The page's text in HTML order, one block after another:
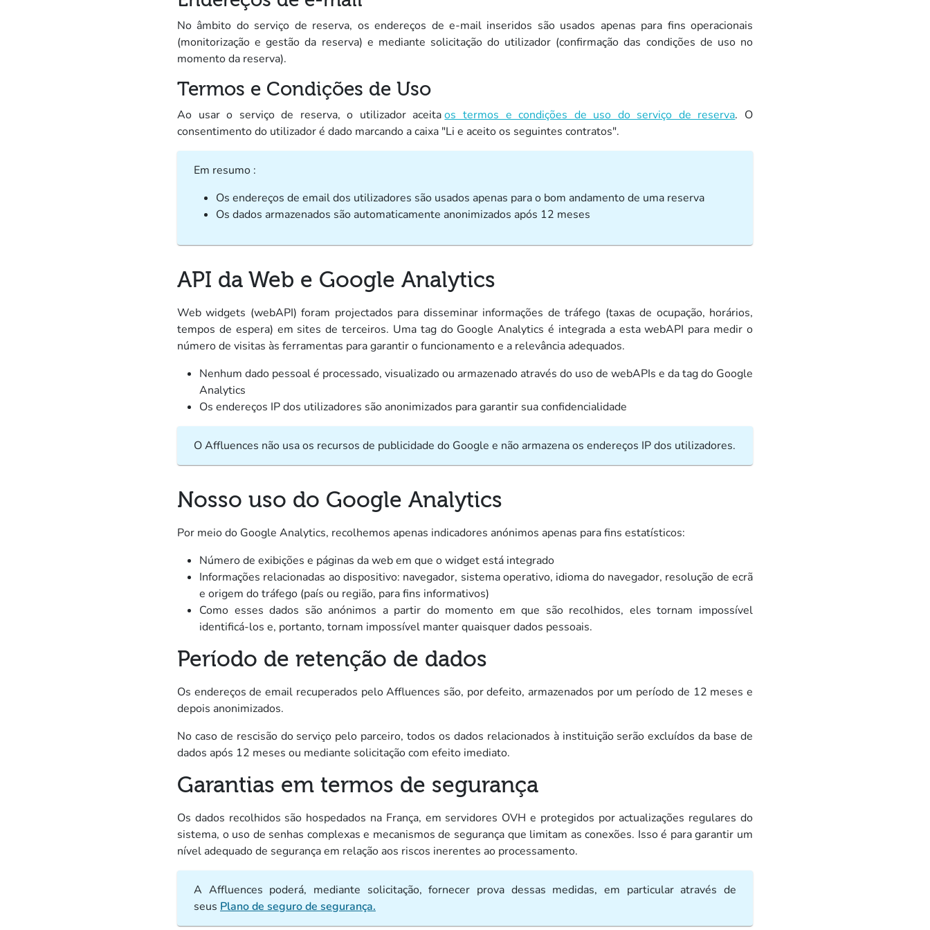
No âmbito do serviço de reserva, os endereços de e-mail inseridos são usados apenas para fins operacionais
(monitorização e gestão da reserva) e mediante solicitação do utilizador (confirmação das condições de uso no
momento da reserva).
Termos e Condições de Uso
Ao usar o serviço de reserva, o utilizador aceita os termos e condições de uso do serviço de reserva(novo separador)
. O
consentimento do utilizador é dado marcando a caixa "Li e aceito os seguintes contratos".
Em resumo :
Os endereços de email dos utilizadores são usados apenas para o bom andamento de uma reserva
Os dados armazenados são automaticamente anonimizados após 12 meses
API da Web e Google Analytics
Web widgets (webAPI) foram projectados para disseminar informações de tráfego (taxas de ocupação, horários,
tempos de espera) em sites de terceiros. Uma tag do Google Analytics é integrada a esta webAPI para medir o
número de visitas às ferramentas para garantir o funcionamento e a relevância adequados.
Nenhum dado pessoal é processado, visualizado ou armazenado através do uso de webAPIs e da tag do Google
Analytics
Os endereços IP dos utilizadores são anonimizados para garantir sua confidencialidade
O Affluences não usa os recursos de publicidade do Google e não armazena os endereços IP dos utilizadores.
Nosso uso do Google Analytics
Por meio do Google Analytics, recolhemos apenas indicadores anónimos apenas para fins estatísticos:
Número de exibições e páginas da web em que o widget está integrado
Informações relacionadas ao dispositivo: navegador, sistema operativo, idioma do navegador, resolução de ecrã
e origem do tráfego (país ou região, para fins informativos)
Como esses dados são anónimos a partir do momento em que são recolhidos, eles tornam impossível
identificá-los e, portanto, tornam impossível manter quaisquer dados pessoais.
Período de retenção de dados
Os endereços de email recuperados pelo Affluences são, por defeito, armazenados por um período de 12 meses e
depois anonimizados.
No caso de rescisão do serviço pelo parceiro, todos os dados relacionados à instituição serão excluídos da base de
dados após 12 meses ou mediante solicitação com efeito imediato.
Garantias em termos de segurança
Os dados recolhidos são hospedados na França, em servidores OVH e protegidos por actualizações regulares do
sistema, o uso de senhas complexas e mecanismos de segurança que limitam as conexões. Isso é para garantir um
nível adequado de segurança em relação aos riscos inerentes ao processamento.
A Affluences poderá, mediante solicitação, fornecer prova dessas medidas, em particular através de
seus Plano de seguro de segurança.